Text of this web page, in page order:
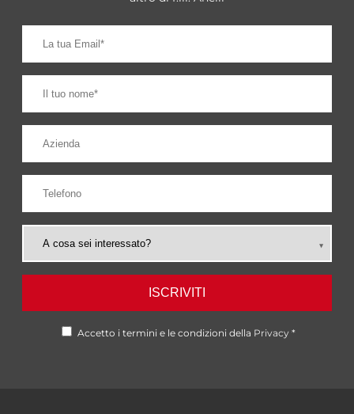
ISCRIVITI
Accetto i termini e le condizioni della Privacy *